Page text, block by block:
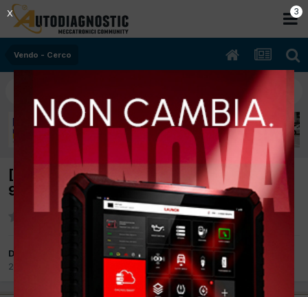
Vendo - Cerco
[CERCO] iniettori benzina fiat QUBO
9655251680
Da badwork
22 Settembre 2017
Vendo - Cerco
2
X